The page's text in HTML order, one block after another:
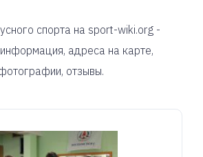
спорта на sport-wiki.org -
адреса на карте,
отзывы.